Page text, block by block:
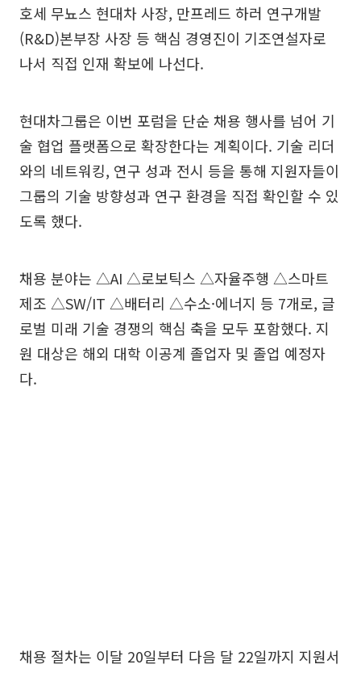
호세 무뇨스 현대차 사장, 만프레드 하러 연구개발
(R&D)본부장 사장 등 핵심 경영진이 기조연설자로
나서 직접 인재 확보에 나선다.
현대차그룹은 이번 포럼을 단순 채용 행사를 넘어 기
술 협업 플랫폼으로 확장한다는 계획이다. 기술 리더
와의 네트워킹, 연구 성과 전시 등을 통해 지원자들이
그룹의 기술 방향성과 연구 환경을 직접 확인할 수 있
도록 했다.
채용 분야는 △AI △로보틱스 △자율주행 △스마트
제조 △SW/IT △배터리 △수소·에너지 등 7개로, 글
로벌 미래 기술 경쟁의 핵심 축을 모두 포함했다. 지
원 대상은 해외 대학 이공계 졸업자 및 졸업 예정자
다.
채용 절차는 이달 20일부터 다음 달 22일까지 지원서